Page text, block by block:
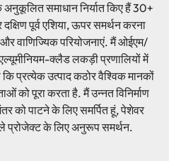
समाधान निर्यात किए हैं 30+
पूर्व एशिया, ऊपर समर्थन करना
वाणिज्यिक परियोजनाएं. मैं ओईएम/
क्लैड लकड़ी प्रणालियों में
प्रत्येक उत्पाद कठोर वैश्विक मानकों
को पूरा करता है. मैं उन्नत विनिर्माण
को पाटने के लिए समर्पित हूं, पेशेवर
प्रोजेक्ट के लिए अनुरूप समर्थन.